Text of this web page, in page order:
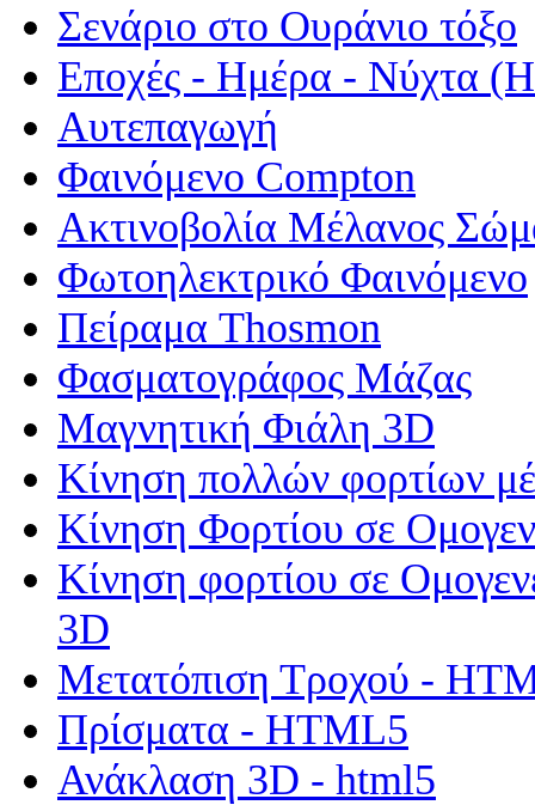
Σενάριο στο Ουράνιο τόξο
Εποχές - Ημέρα - Νύχτα
Αυτεπαγωγή
Φαινόμενο Compton
Ακτινοβολία Μέλανος
Φωτοηλεκτρικό Φαινόμενο
Πείραμα Thosmon
Φασματογράφος Μάζας
Μαγνητική Φιάλη 3D
Κίνηση πολλών φορτίων
Κίνηση Φορτίου σε
Κίνηση φορτίου σε
3D
Μετατόπιση Τροχού -
Πρίσματα - HTML5
Ανάκλαση 3D - html5